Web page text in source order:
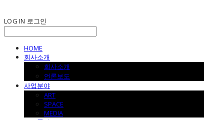
LOG IN 로그인
HOME
회사소개
회사소개
언론보도
사업분야
ART
SPACE
MEDIA